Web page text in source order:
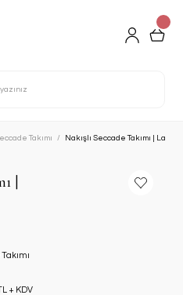
Takımı Nakışlı Seccade Takımı |
|
+ KDV